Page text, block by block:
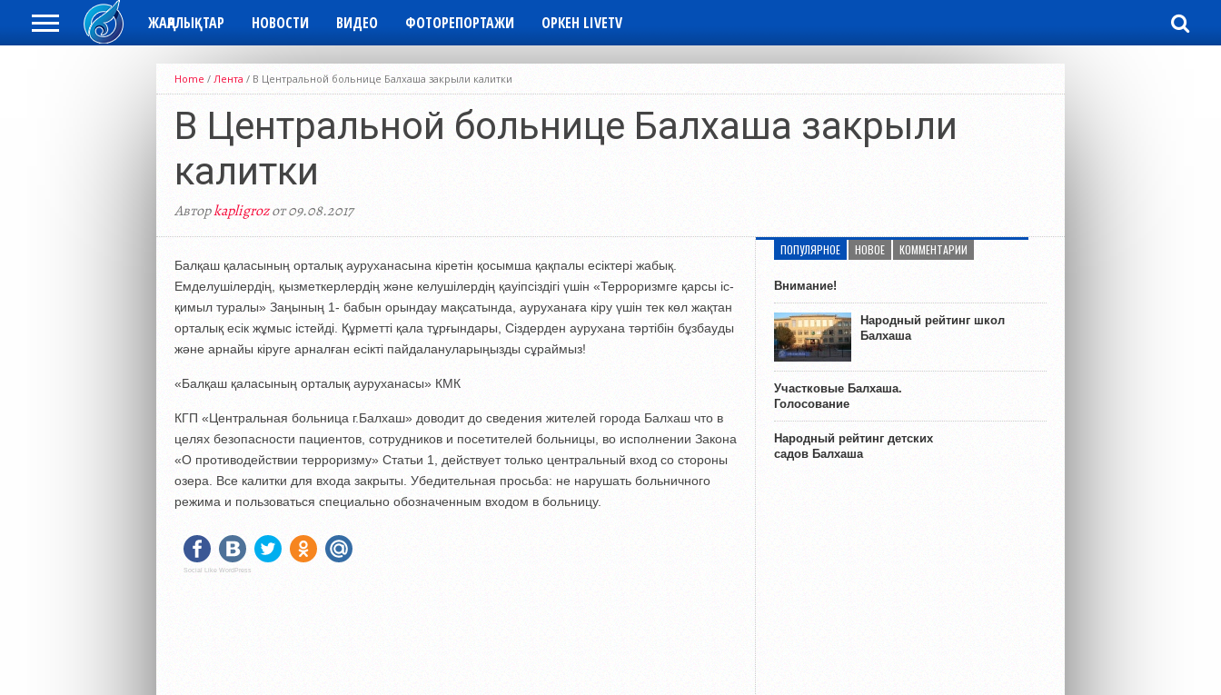
ЖАҢАЛЫҚТАР НОВОСТИ ВИДЕО ФОТОРЕПОРТАЖИ ОРКЕН LIVETV
Home / Лента / В Центральной больнице Балхаша закрыли калитки
В Центральной больнице Балхаша закрыли
калитки
Авторkapligrozот 09.08.2017
Балқаш қаласының орталық ауруханасына кіретін қосымша қақпалы есіктері жабық.
Емделушілердің, қызметкерлердің және келушілердің қауіпсіздігі үшін «Терроризмге қарсы іс-
қимыл туралы» Заңының 1- бабын орындау мақсатында, ауруханаға кіру үшін тек көл жақтан
орталық есік жұмыс істейді. Құрметті қала тұрғындары, Сіздерден аурухана тәртібін бұзбауды
және арнайы кіруге арналған есікті пайдалануларыңызды сұраймыз!
«Балқаш қаласының орталық ауруханасы» КМК
КГП «Центральная больница г.Балхаш» доводит до сведения жителей города Балхаш что в
целях безопасности пациентов, сотрудников и посетителей больницы, во исполнении Закона
«О противодействии терроризму» Статьи 1, действует только центральный вход со стороны
озера. Все калитки для входа закрыты. Убедительная просьба: не нарушать больничного
режима и пользоваться специально обозначенным входом в больницу.
Social Like WordPress
ПОПУЛЯРНОЕ НОВОЕ КОММЕНТАРИИ
Внимание!
Народный рейтинг школ
Балхаша
Участковые Балхаша.
Голосование
Народный рейтинг детских
садов Балхаша